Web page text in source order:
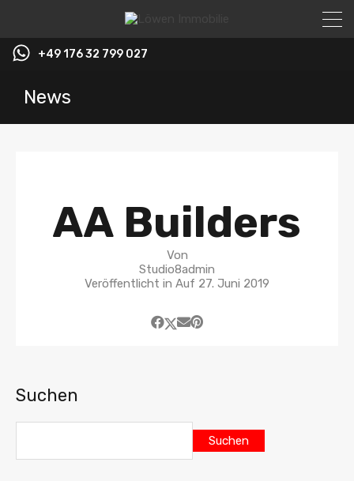
+49 176 32 799 027
News
AA Builders
Von
Studio8admin
Veröffentlicht in Auf 27. Juni 2019
Suchen
Suchen